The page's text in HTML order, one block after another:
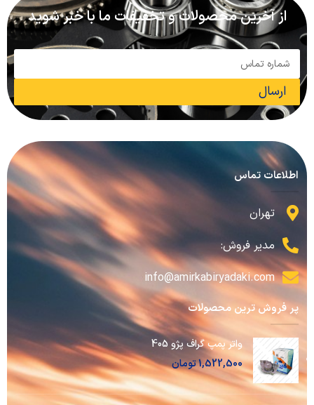
از آخرین محصولات و تخفیفات ما با خبر شوید
ارسال
اطلاعات تماس
تهران
مدیر فروش:
info@amirkabiryadaki.com
پر فروش ترین محصولات
واتر پمپ گراف پژو 405
1,522,500تومان